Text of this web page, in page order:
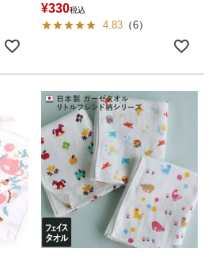
¥330税込
4.83 （6）